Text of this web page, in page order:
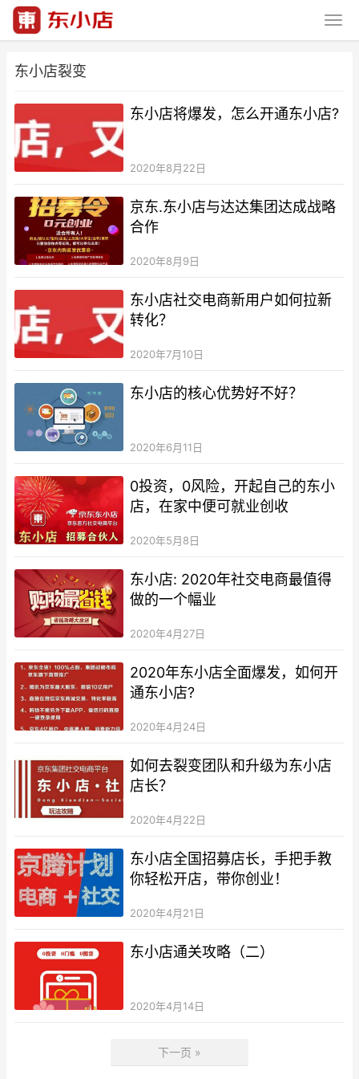
东小店裂变
东小店将爆发，怎么开通东小店?
2020年8月22日
京东.东小店与达达集团达成战略
合作
2020年8月9日
东小店社交电商新用户如何拉新
转化？
2020年7月10日
东小店的核心优势好不好？
2020年6月11日
0投资，0风险，开起自己的东小
店，在家中便可就业创收
2020年5月8日
东小店: 2020年社交电商最值得
做的一个幅业
2020年4月27日
2020年东小店全面爆发，如何开
通东小店?
2020年4月24日
如何去裂变团队和升级为东小店
店长？
2020年4月22日
东小店全国招募店长，手把手教
你轻松开店，带你创业！
2020年4月21日
东小店通关攻略（二）
2020年4月14日
下一页 »